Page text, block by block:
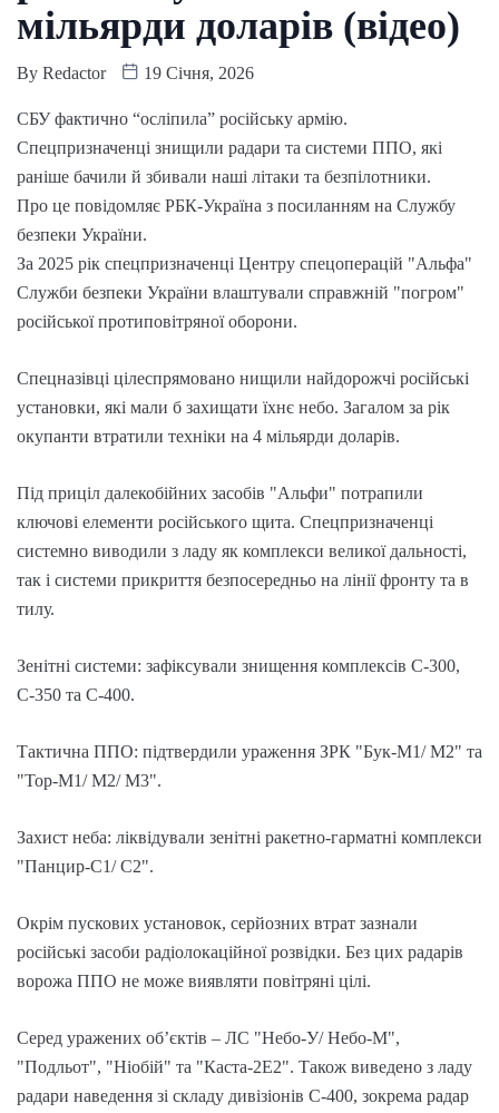
мільярди доларів (відео)
By Redactor 19 Січня, 2026
СБУ фактично “осліпила” російську армію.
Спецпризначенці знищили радари та системи ППО, які
раніше бачили й збивали наші літаки та безпілотники.
Про це повідомляє РБК-Україна з посиланням на Службу
безпеки України.
За 2025 рік спецпризначенці Центру спецоперацій "Альфа"
Служби безпеки України влаштували справжній "погром"
російської протиповітряної оборони.
Спецназівці цілеспрямовано нищили найдорожчі російські
установки, які мали б захищати їхнє небо. Загалом за рік
окупанти втратили техніки на 4 мільярди доларів.
Під приціл далекобійних засобів "Альфи" потрапили
ключові елементи російського щита. Спецпризначенці
системно виводили з ладу як комплекси великої дальності,
так і системи прикриття безпосередньо на лінії фронту та в
тилу.
Зенітні системи: зафіксували знищення комплексів С-300,
С-350 та С-400.
Тактична ППО: підтвердили ураження ЗРК "Бук-М1/ М2" та
"Тор-М1/ М2/ М3".
Захист неба: ліквідували зенітні ракетно-гарматні комплекси
"Панцир-С1/ С2".
Окрім пускових установок, серйозних втрат зазнали
російські засоби радіолокаційної розвідки. Без цих радарів
ворожа ППО не може виявляти повітряні цілі.
Серед уражених об’єктів – ЛС "Небо-У/ Небо-М",
"Подльот", "Ніобій" та "Каста-2Е2". Також виведено з ладу
радари наведення зі складу дивізіонів С-400, зокрема радар